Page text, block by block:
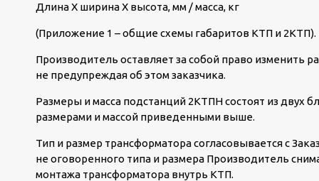
Длина Х ширина Х высота, мм / масса, кг
(Приложение 1 – общие схемы габаритов КТП и 2КТП).
Производитель оставляет за собой право изменить
не предупреждая об этом заказчика.
Размеры и масса подстанций 2КТПН состоят из двух
размерами и массой приведенными выше.
Тип и размер трансформатора согласовывается с
не оговоренного типа и размера Производитель
монтажа трансформатора внутрь КТП.